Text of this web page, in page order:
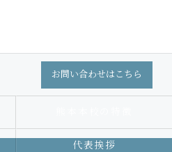
お問い合わせはこちら
代表挨拶